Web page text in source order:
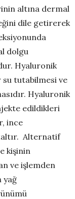
altına dermal
dile getirerek
dolgu
Hyaluronik
su tutabilmesi ve
Hyaluronik
edildikleri
ince
Alternatif
kişinin
ve işlemden
yağ